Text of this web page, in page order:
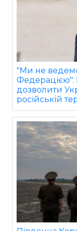
"Ми не
Федерацією".
дозволити
російській